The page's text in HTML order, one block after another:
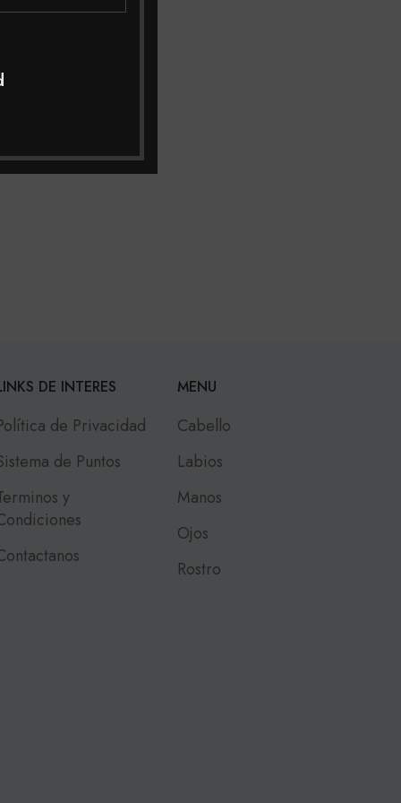
DE INTERES
de Privacidad
de Puntos
y
MENU
Cabello
Labios
Manos
Ojos
Rostro